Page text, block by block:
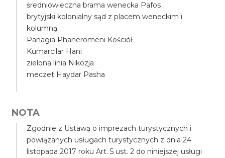
średniowieczna brama wenecka Pafos
brytyjski kolonialny sąd z placem weneckim i
kolumną
Panagia Phaneromeni Kościół
Kumarcilar Hani
zielona linia Nikozja
meczet Haydar Pasha
NOTA
Zgodnie z Ustawą o imprezach turystycznych i
powiązanych usługach turystycznych z dnia 24
listopada 2017 roku Art. 5 ust. 2 do niniejszej usługi